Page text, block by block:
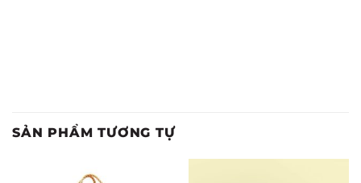
SẢN PHẨM TƯƠNG TỰ